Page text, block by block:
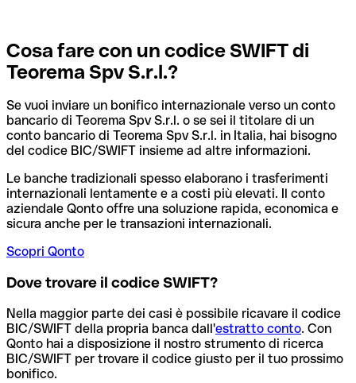
Cosa fare con un codice SWIFT di
Teorema Spv S.r.l.?
Se vuoi inviare un bonifico internazionale verso un conto
bancario di Teorema Spv S.r.l. o se sei il titolare di un
conto bancario di Teorema Spv S.r.l. in Italia, hai bisogno
del codice BIC/SWIFT insieme ad altre informazioni.
Le banche tradizionali spesso elaborano i trasferimenti
internazionali lentamente e a costi più elevati. Il conto
aziendale Qonto offre una soluzione rapida, economica e
sicura anche per le transazioni internazionali.
Scopri Qonto
Dove trovare il codice SWIFT?
Nella maggior parte dei casi è possibile ricavare il codice
BIC/SWIFT della propria banca dall'estratto conto. Con
Qonto hai a disposizione il nostro strumento di ricerca
BIC/SWIFT per trovare il codice giusto per il tuo prossimo
bonifico.